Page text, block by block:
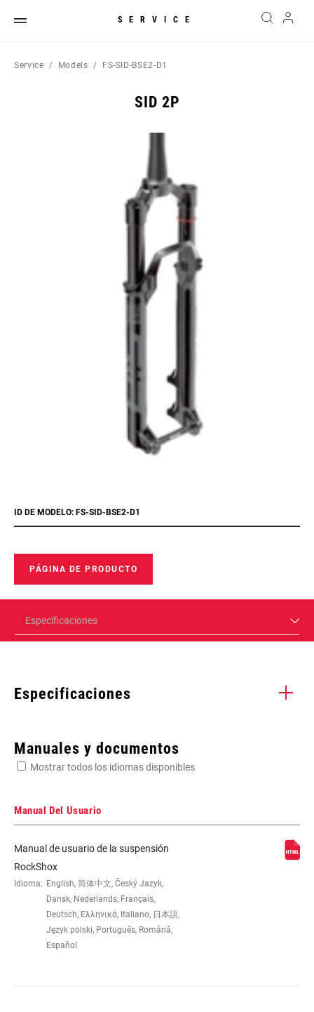
SERVICE
Service Models FS-SID-BSE2-D1
SID 2P
ID DE MODELO: FS-SID-BSE2-D1
PÁGINA DE PRODUCTO
Especificaciones
Especificaciones
FENDER
COMPATIBILITY
WEIGHT (G) 1674
Manuales y documentos
Mostrar todos los idiomas disponibles
Manual Del Usuario
Manual de usuario de la suspensión
RockShox
Idioma: English, 简体中文, Český Jazyk,
Dansk, Nederlands, Français,
Deutsch, Ελληνικά, Italiano, 日本語,
Język polski, Português, Română,
Español